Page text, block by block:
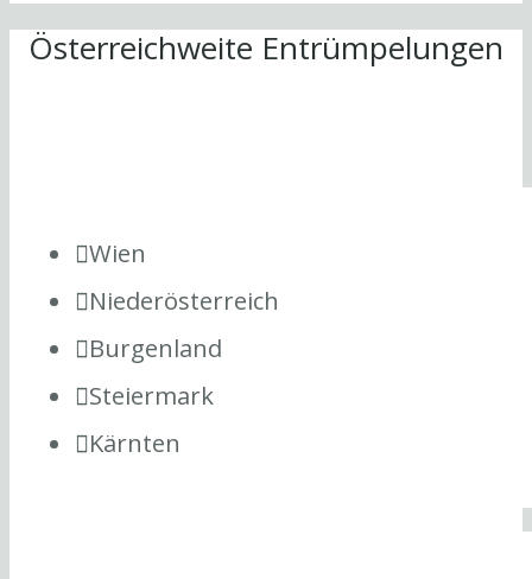
Österreichweite Entrümpelungen
Wien
Niederösterreich
Burgenland
Steiermark
Kärnten